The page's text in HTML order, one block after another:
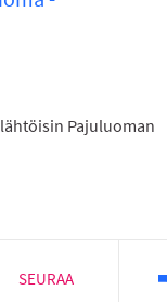
Pajuluoman
Seinäjoki
19 SEURAAJAA
SEURAA